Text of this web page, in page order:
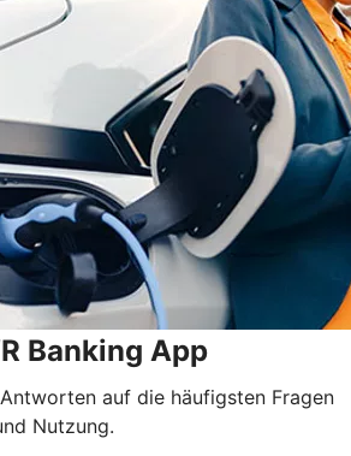
Banking App
auf die häufigsten Fragen
Nutzung.